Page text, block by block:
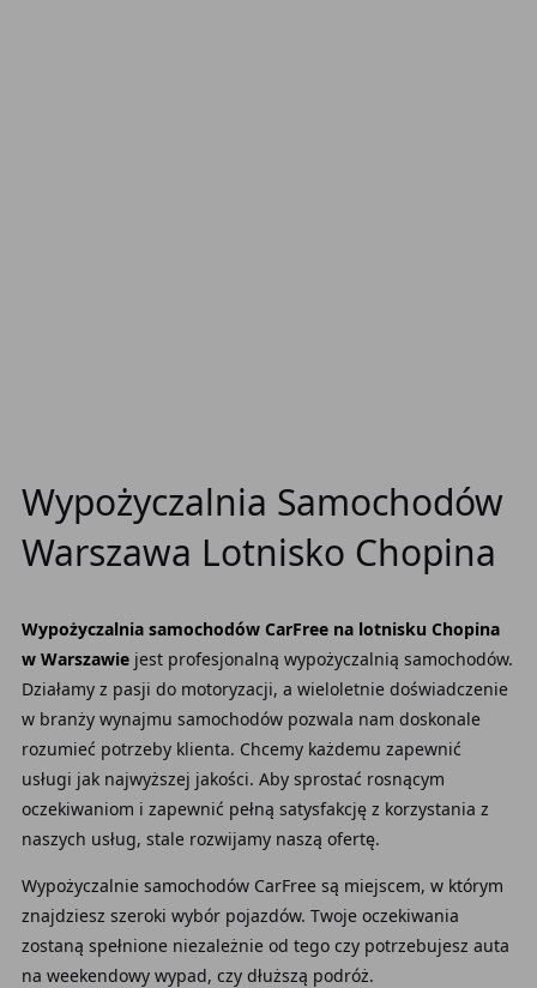
Wypożyczalnia Samochodów
Warszawa Lotnisko Chopina
Wypożyczalnia samochodów CarFree na lotnisku Chopina
w Warszawie jest profesjonalną wypożyczalnią samochodów.
Działamy z pasji do motoryzacji, a wieloletnie doświadczenie
w branży wynajmu samochodów pozwala nam doskonale
rozumieć potrzeby klienta. Chcemy każdemu zapewnić
usługi jak najwyższej jakości. Aby sprostać rosnącym
oczekiwaniom i zapewnić pełną satysfakcję z korzystania z
naszych usług, stale rozwijamy naszą ofertę.
Wypożyczalnie samochodów CarFree są miejscem, w którym
znajdziesz szeroki wybór pojazdów. Twoje oczekiwania
zostaną spełnione niezależnie od tego czy potrzebujesz auta
na weekendowy wypad, czy dłuższą podróż.